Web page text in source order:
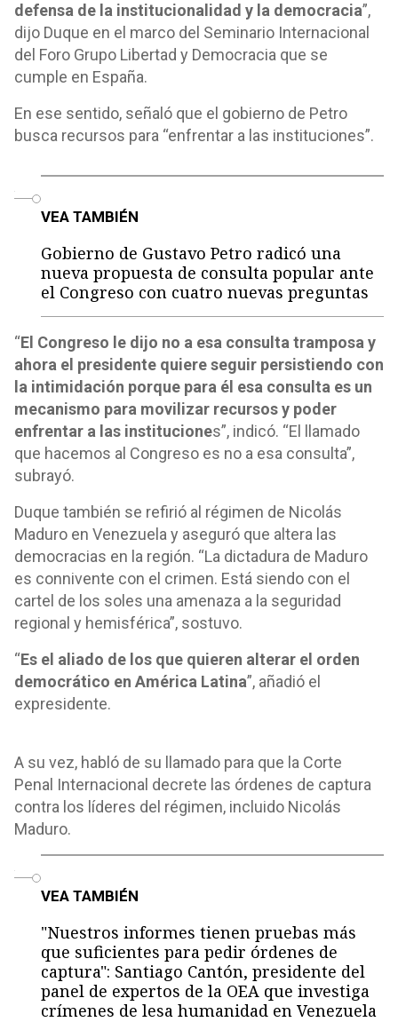
defensa de la institucionalidad y la democracia”,
dijo Duque en el marco del Seminario Internacional
del Foro Grupo Libertad y Democracia que se
cumple en España.
En ese sentido, señaló que el gobierno de Petro
busca recursos para “enfrentar a las instituciones”.
VEA TAMBIÉN
Gobierno de Gustavo Petro radicó una
nueva propuesta de consulta popular ante
el Congreso con cuatro nuevas preguntas
“El Congreso le dijo no a esa consulta tramposa y
ahora el presidente quiere seguir persistiendo con
la intimidación porque para él esa consulta es un
mecanismo para movilizar recursos y poder
enfrentar a las instituciones”, indicó. “El llamado
que hacemos al Congreso es no a esa consulta”,
subrayó.
Duque también se refirió al régimen de Nicolás
Maduro en Venezuela y aseguró que altera las
democracias en la región. “La dictadura de Maduro
es connivente con el crimen. Está siendo con el
cartel de los soles una amenaza a la seguridad
regional y hemisférica”, sostuvo.
“Es el aliado de los que quieren alterar el orden
democrático en América Latina”, añadió el
expresidente.
A su vez, habló de su llamado para que la Corte
Penal Internacional decrete las órdenes de captura
contra los líderes del régimen, incluido Nicolás
Maduro.
VEA TAMBIÉN
"Nuestros informes tienen pruebas más
que suficientes para pedir órdenes de
captura": Santiago Cantón, presidente del
panel de expertos de la OEA que investiga
crímenes de lesa humanidad en Venezuela